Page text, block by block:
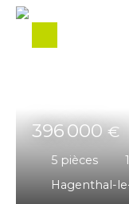
396 000€
5 pièces
Hagenthal-